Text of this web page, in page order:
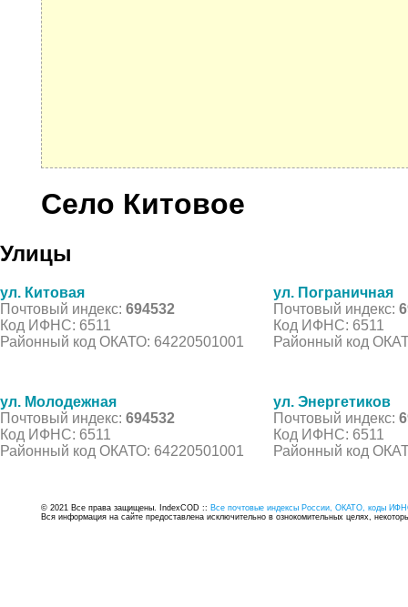
Село Китовое
Улицы
ул. Китовая
Почтовый индекс: 694532
Код ИФНС: 6511
Районный код ОКАТО: 64220501001
ул. Пограничная
Почтовый индекс:
Код ИФНС: 6511
Районный код
ул. Молодежная
Почтовый индекс: 694532
Код ИФНС: 6511
Районный код ОКАТО: 64220501001
ул. Энергетиков
Почтовый индекс:
Код ИФНС: 6511
Районный код
© 2021 Все права защищены. IndexCOD :: Все почтовые индексы России, ОКАТО, коды
Вся информация на сайте предоставлена исключительно в ознокомительных целях,